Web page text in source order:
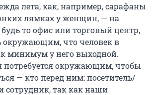
лета, как, например, сарафаны
лямках у женщин, — на
то офис или торговый центр,
окружающим, что человек в
минимум у него выходной.
потребуется окружающим, чтобы
— кто перед ним: посетитель/
сотрудник, так как наши